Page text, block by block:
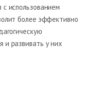
использованием
более эффективно
развивать у них